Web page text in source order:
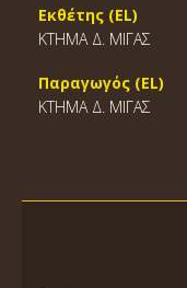
Εκθέτης (EL)
ΚΤΗΜΑ Δ. ΜΙΓΑΣ
Παραγωγός (EL)
ΚΤΗΜΑ Δ. ΜΙΓΑΣ